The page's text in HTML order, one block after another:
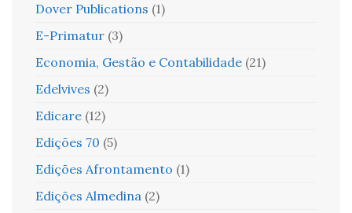
Dover Publications (1)
E-Primatur (3)
Economia, Gestão e Contabilidade (21)
Edelvives (2)
Edicare (12)
Edições 70 (5)
Edições Afrontamento (1)
Edições Almedina (2)